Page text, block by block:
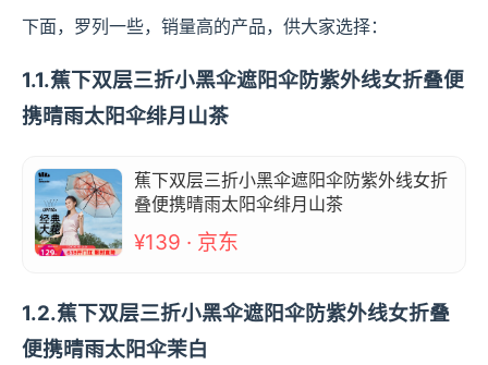
下面，罗列一些，销量高的产品，供大家选择：
1.1.蕉下双层三折小黑伞遮阳伞防紫外线女折叠便
携晴雨太阳伞绯月山茶
蕉下双层三折小黑伞遮阳伞防紫外线女折
叠便携晴雨太阳伞绯月山茶
¥139 · 京东
1.2.蕉下双层三折小黑伞遮阳伞防紫外线女折叠
便携晴雨太阳伞茉白